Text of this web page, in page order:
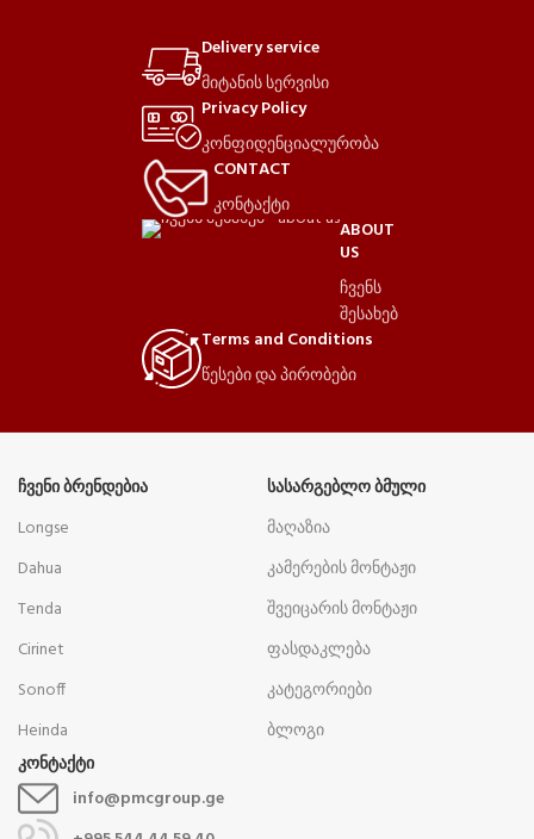
Delivery service
მიტანის სერვისი
Privacy Policy
კონფიდენციალურობა
CONTACT
კონტაქტი
ABOUT
US
ჩვენს
შესახებ
Terms and Conditions
წესები და პირობები
ᲩᲕᲔᲜᲘ ᲑᲠᲔᲜᲓᲔᲑᲘᲐ
Longse
Dahua
Tenda
Cirinet
Sonoff
Heinda
ᲡᲐᲡᲐᲠᲒᲔᲑᲚᲝ ᲑᲛᲣᲚᲘ
მაღაზია
კამერების მონტაჟი
შვეიცარის მონტაჟი
ფასდაკლება
კატეგორიები
ბლოგი
კონტაქტი
info@pmcgroup.ge